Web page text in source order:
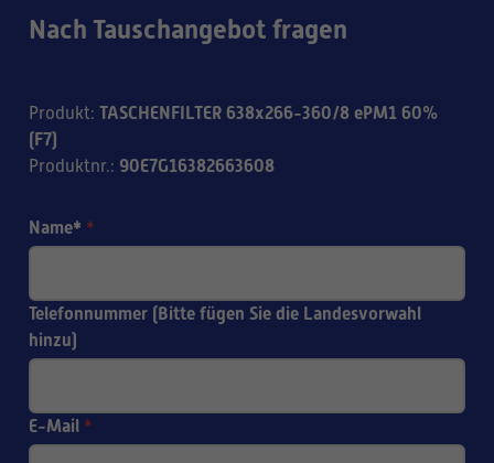
Nach Tauschangebot fragen
Produkt: TASCHENFILTER 638x266-360/8 ePM1 60%
(F7)
Produktnr.: 90E7G16382663608
Name* *
Telefonnummer (Bitte fügen Sie die Landesvorwahl
hinzu)
E-Mail *